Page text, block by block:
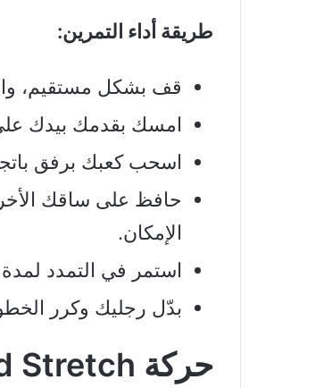
طريقة أداء التمرين:
قف بشكل مستقيم،
امسك بقدمك بيدك
اسحب كعبك برفق
حافظ على ساقك
الإمكان.
استمر في التمدد لمدة 15 إلى 30 ثانية.
بدّل رجليك وكرر
حركة Kneeling Quad Stretch